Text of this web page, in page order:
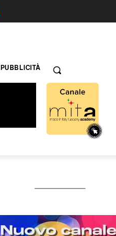
PUBBLICITÀ